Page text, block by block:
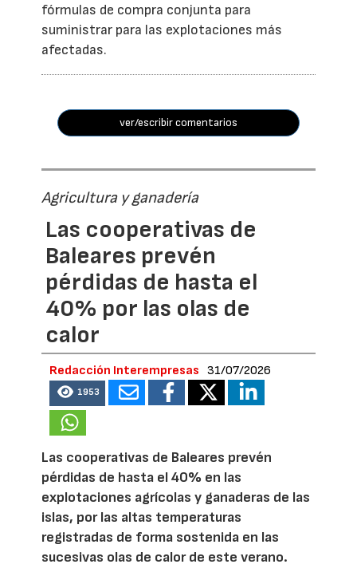
fórmulas de compra conjunta para
suministrar para las explotaciones más
afectadas.
ver/escribir comentarios
Agricultura y ganadería
Las cooperativas de
Baleares prevén
pérdidas de hasta el
40% por las olas de
calor
Redacción Interempresas 31/07/2026
1953
Las cooperativas de Baleares prevén
pérdidas de hasta el 40% en las
explotaciones agrícolas y ganaderas de las
islas, por las altas temperaturas
registradas de forma sostenida en las
sucesivas olas de calor de este verano.